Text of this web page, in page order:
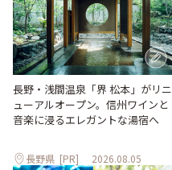
長野・浅間温泉「界 松本」がリニ
ューアルオープン。信州ワインと
音楽に浸るエレガントな湯宿へ
長野県 [PR] 2026.08.05